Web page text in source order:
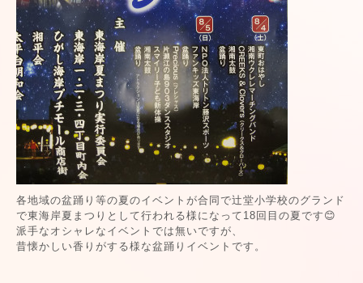
各地域の盆踊り等の夏のイベントが合同で辻堂小学校のグランド
で東海岸夏まつりとして行われる様になって18回目の夏です😊
派手なオシャレなイベントでは無いですが、
昔懐かしい香りがする様な盆踊りイベントです。